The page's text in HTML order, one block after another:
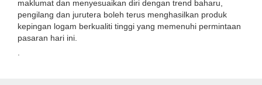
maklumat dan menyesuaikan diri dengan trend baharu,
pengilang dan jurutera boleh terus menghasilkan produk
kepingan logam berkualiti tinggi yang memenuhi permintaan
pasaran hari ini.